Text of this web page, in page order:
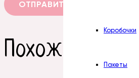
Коробочки
Пакеты
Похожие